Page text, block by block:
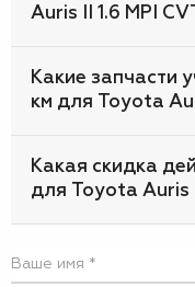
Auris II 1.6 MPI
Какие запчасти
км для Toyota
Какая скидка
для Toyota Auris